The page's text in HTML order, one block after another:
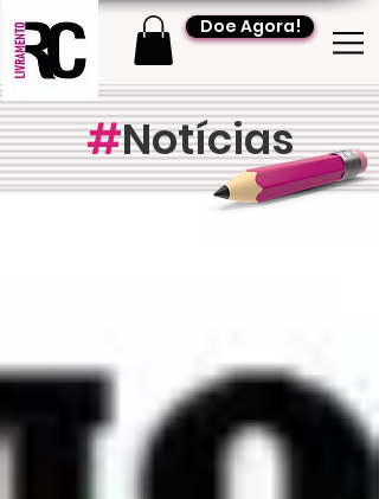
Doe Agora!
#Notícias